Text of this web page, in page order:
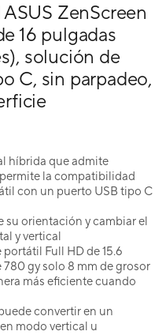
ZenScreen
16 pulgadas
solución de
C, sin parpadeo,
híbrida que admite
la compatibilidad
con un puerto USB tipo C
orientación y cambiar el
y vertical
Full HD de 15.6
gy solo 8 mm de grosor
más eficiente cuando
convertir en un
modo vertical u